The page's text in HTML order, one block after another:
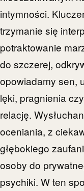
intymności.
trzymanie się
potraktowanie
do szczerej,
opowiadamy sen,
lęki, pragnienia
relację.
oceniania, z
głębokiego
osoby do
psychiki. W ten